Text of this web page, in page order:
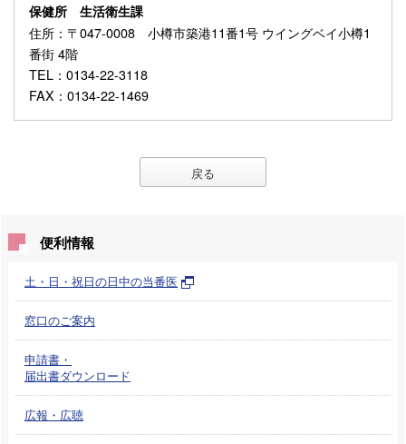
保健所 生活衛生課
住所 ：〒047-0008 小樽市築港11番1号 ウイングベイ小樽1
番街 4階
TEL ：0134-22-3118
FAX ：0134-22-1469
戻る
便利情報
土・日・祝日の日中の当番医
窓口のご案内
申請書・
届出書ダウンロード
広報・広聴